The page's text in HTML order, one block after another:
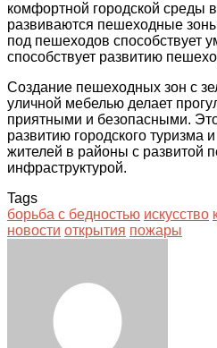
комфортной городской среды
развиваются пешеходные
под пешеходов способствует
способствует развитию
Создание пешеходных зон с
уличной мебелью делает
приятными и безопасными.
развитию городского туризма
жителей в районы с развитой
инфраструктурой.
Tags
борьба с бедностью искусство
новости открытия пожары